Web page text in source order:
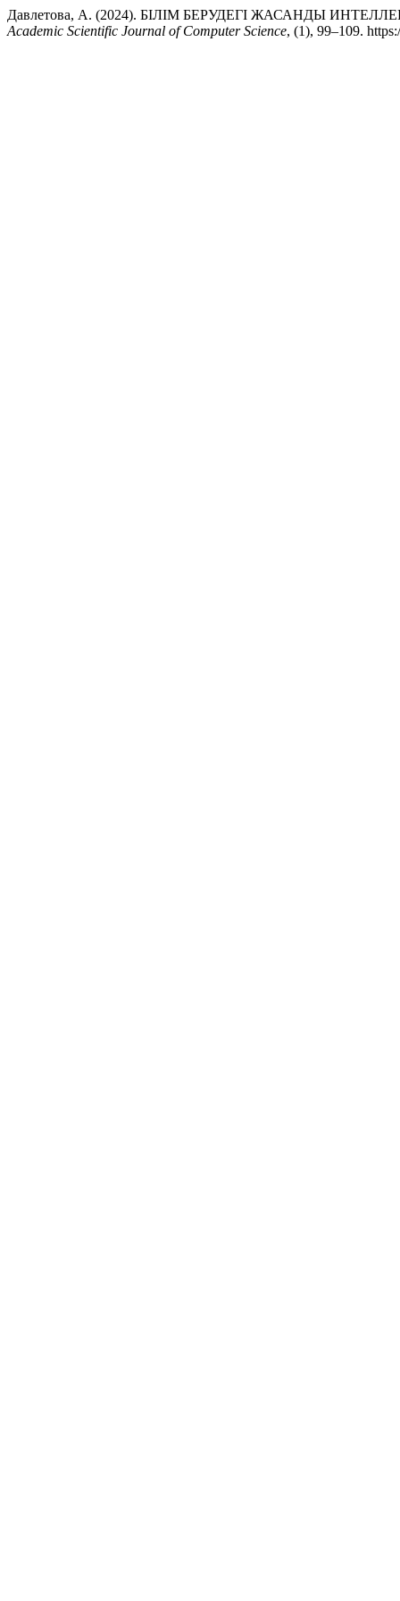
Давлетова, А. (2024). БІЛІМ БЕРУДЕГІ ЖАСАНДЫ
Academic Scientific Journal of Computer Science, (1), 99–109.